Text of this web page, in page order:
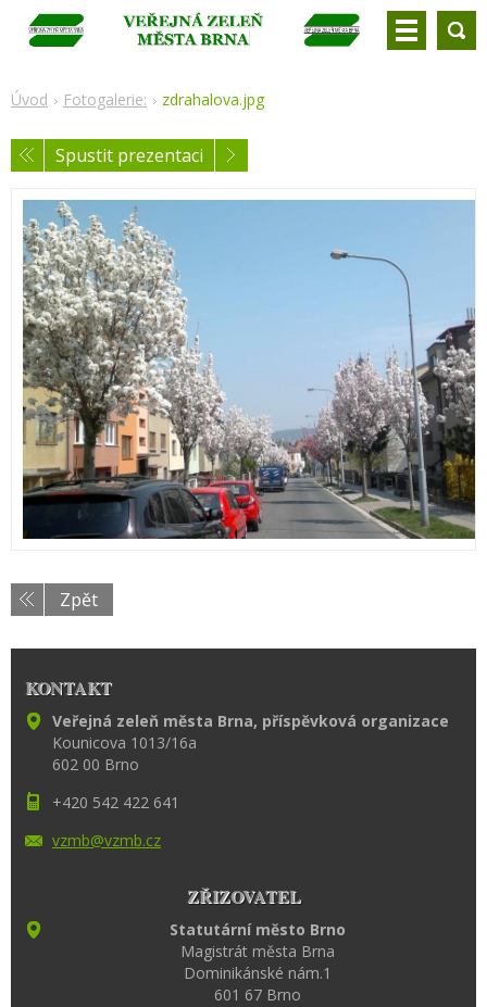
Úvod Fotogalerie: zdrahalova.jpg
Spustit prezentaci
Zpět
KONTAKT
Veřejná zeleň města Brna, příspěvková organizace
Kounicova 1013/16a
602 00 Brno
+420 542 422 641
vzmb@vzmb.cz
ZŘIZOVATEL
Statutární město Brno
Magistrát města Brna
Dominikánské nám.1
601 67 Brno